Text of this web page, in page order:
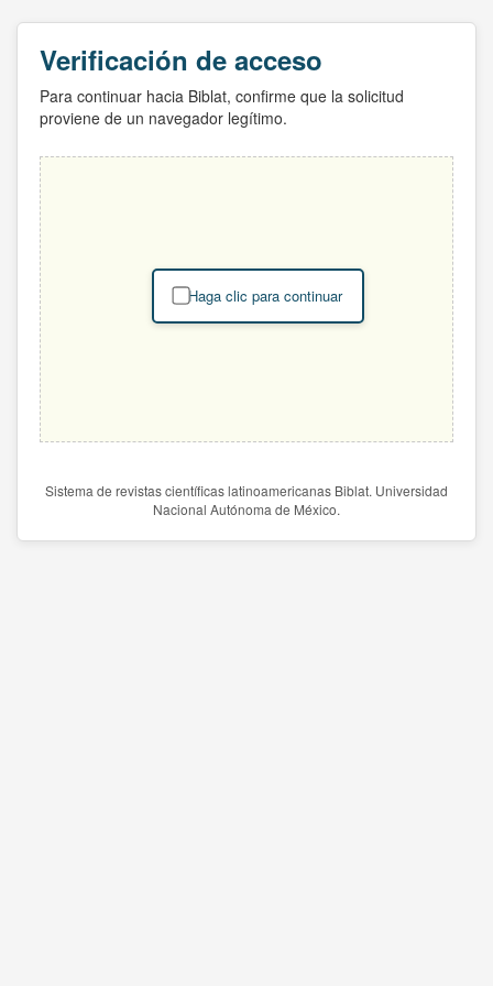
Verificación de acceso
Para continuar hacia Biblat, confirme que la solicitud
proviene de un navegador legítimo.
Haga clic para continuar
Sistema de revistas científicas latinoamericanas Biblat. Universidad
Nacional Autónoma de México.